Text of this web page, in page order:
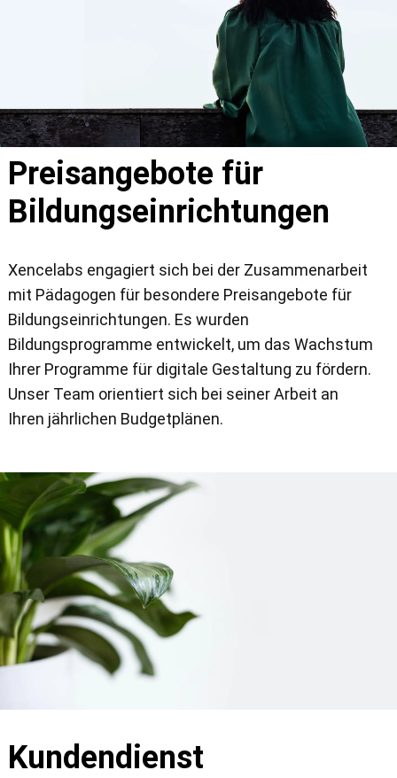
Preisangebote für
Bildungseinrichtungen
Xencelabs engagiert sich bei der Zusammenarbeit
mit Pädagogen für besondere Preisangebote für
Bildungseinrichtungen. Es wurden
Bildungsprogramme entwickelt, um das Wachstum
Ihrer Programme für digitale Gestaltung zu fördern.
Unser Team orientiert sich bei seiner Arbeit an
Ihren jährlichen Budgetplänen.
Kundendienst